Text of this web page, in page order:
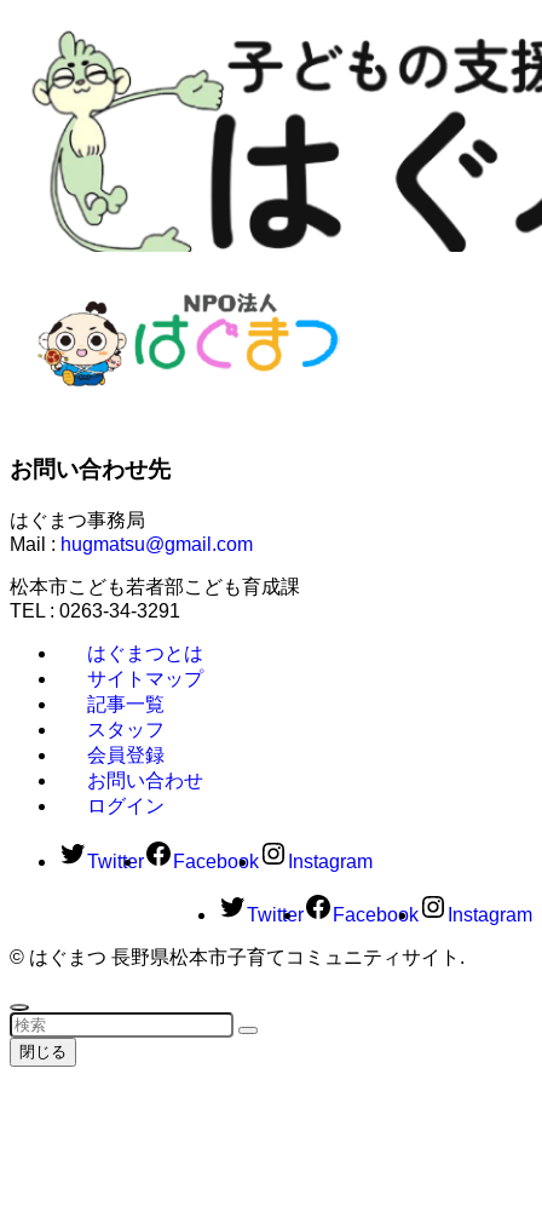
お問い合わせ先
はぐまつ事務局
Mail : hugmatsu@gmail.com
松本市こども若者部こども育成課
TEL : 0263-34-3291
はぐまつとは
サイトマップ
記事一覧
スタッフ
会員登録
お問い合わせ
ログイン
Twitter Facebook Instagram
Twitter Facebook Instagram
© はぐまつ 長野県松本市子育てコミュニティサイト.
閉じる